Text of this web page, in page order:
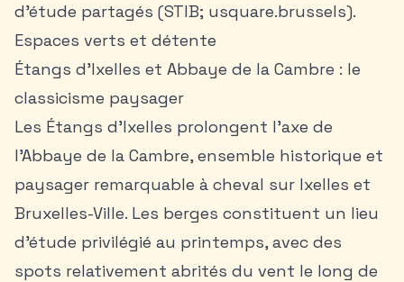
d’étude partagés (STIB; usquare.brussels).
Espaces verts et détente
Étangs d’Ixelles et Abbaye de la Cambre : le
classicisme paysager
Les Étangs d’Ixelles prolongent l’axe de
l’Abbaye de la Cambre, ensemble historique et
paysager remarquable à cheval sur Ixelles et
Bruxelles-Ville. Les berges constituent un lieu
d’étude privilégié au printemps, avec des
spots relativement abrités du vent le long de